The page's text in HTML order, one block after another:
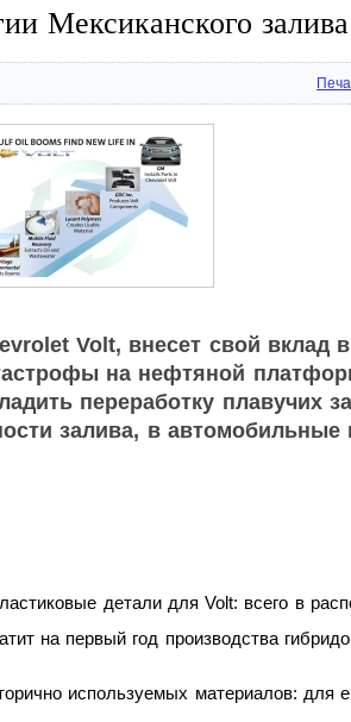
Мексиканского залива
Volt, внесет свой вклад
на нефтяной
переработку плавучих
залива, в автомобильные
детали для Volt: всего в
на первый год производства
используемых материалов: для